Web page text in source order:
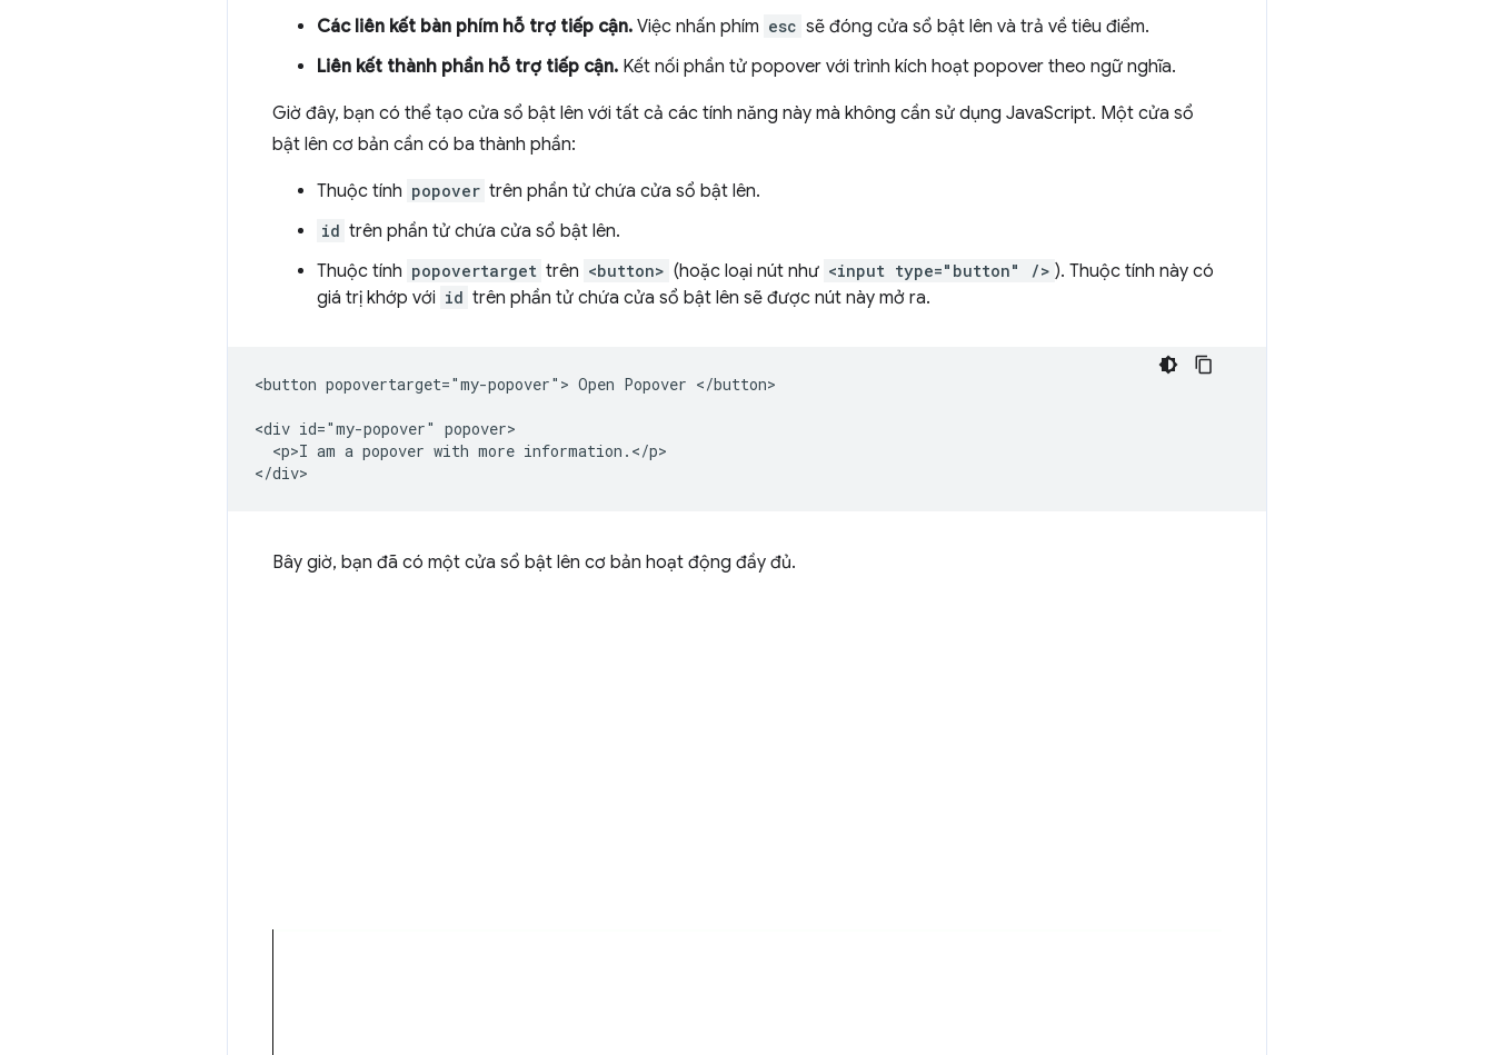
Các liên kết bàn phím hỗ trợ tiếp cận. Việc nhấn phím esc sẽ đóng cửa sổ bật lên và trả về tiêu điểm.
Liên kết thành phần hỗ trợ tiếp cận. Kết nối phần tử popover với trình kích hoạt popover theo ngữ nghĩa.
Giờ đây, bạn có thể tạo cửa sổ bật lên với tất cả các tính năng này mà không cần sử dụng JavaScript. Một cửa sổ
bật lên cơ bản cần có ba thành phần:
Thuộc tính popover trên phần tử chứa cửa sổ bật lên.
id trên phần tử chứa cửa sổ bật lên.
Thuộc tính popovertarget trên <button> (hoặc loại nút như <input type="button" /> ). Thuộc tính này có
giá trị khớp với id trên phần tử chứa cửa sổ bật lên sẽ được nút này mở ra.
<button popovertarget="my-popover"> Open Popover </button>
<div id="my-popover" popover>
  <p>I am a popover with more information.</p>
Bây giờ, bạn đã có một cửa sổ bật lên cơ bản hoạt động đầy đủ.